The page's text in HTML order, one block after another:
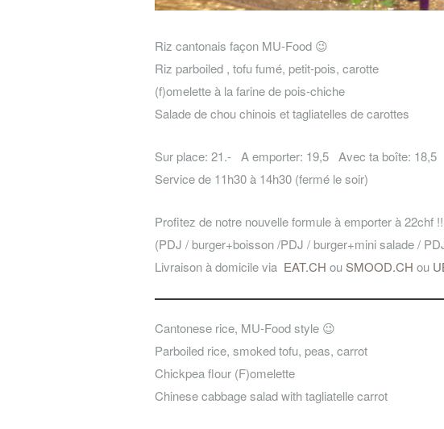
Riz cantonais façon MU-Food 😉
Riz parboiled , tofu fumé, petit-pois, carotte
(f)omelette à la farine de pois-chiche
Salade de chou chinois et tagliatelles de carottes
Sur place: 21.- A emporter: 19,5 Avec ta boîte: 18,5
Service de 11h30 à 14h30 (fermé le soir)
Profitez de notre nouvelle formule à emporter à 22chf !!
(PDJ / burger+boisson /PDJ / burger+mini salade /
Livraison à domicile via EAT.CH ouSMOOD.CH ou
Cantonese rice, MU-Food style 😉
Parboiled rice, smoked tofu, peas, carrot
Chickpea flour (F)omelette
Chinese cabbage salad with tagliatelle carrot